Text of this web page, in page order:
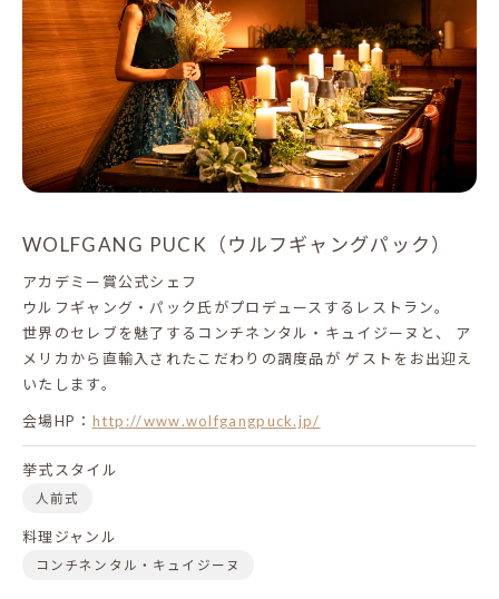
WOLFGANG PUCK（ウルフギャングパック）
アカデミー賞公式シェフ
ウルフギャング・パック氏がプロデュースするレストラン。
世界のセレブを魅了するコンチネンタル・キュイジーヌと、
ア
メリカから直輸入されたこだわりの調度品が ゲストをお出迎え
いたします。
会場HP： http://www.wolfgangpuck.jp/
挙式スタイル
人前式
料理ジャンル
コンチネンタル・キュイジーヌ